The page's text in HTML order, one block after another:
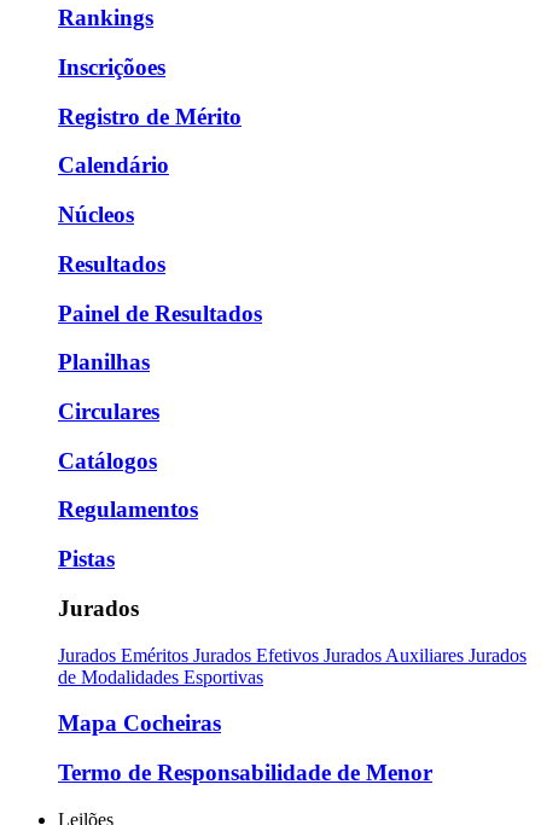
Rankings
Inscriçõoes
Registro de Mérito
Calendário
Núcleos
Resultados
Painel de Resultados
Planilhas
Circulares
Catálogos
Regulamentos
Pistas
Jurados
Jurados Eméritos Jurados Efetivos Jurados Auxiliares Jurados
de Modalidades Esportivas
Mapa Cocheiras
Termo de Responsabilidade de Menor
Leilões